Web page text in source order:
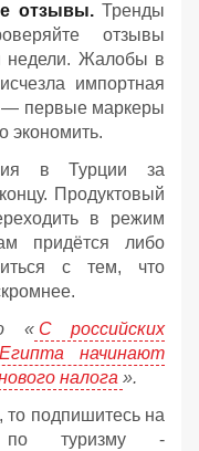
отзывы.Тренды
отзывы
недели. Жалобы в
импортная
— первые маркеры
экономить.
в Турции за
Продуктовый
в режим
придётся либо
с тем, что
« С российских
начинают
налога ».
то подпишитесь на
по туризму -